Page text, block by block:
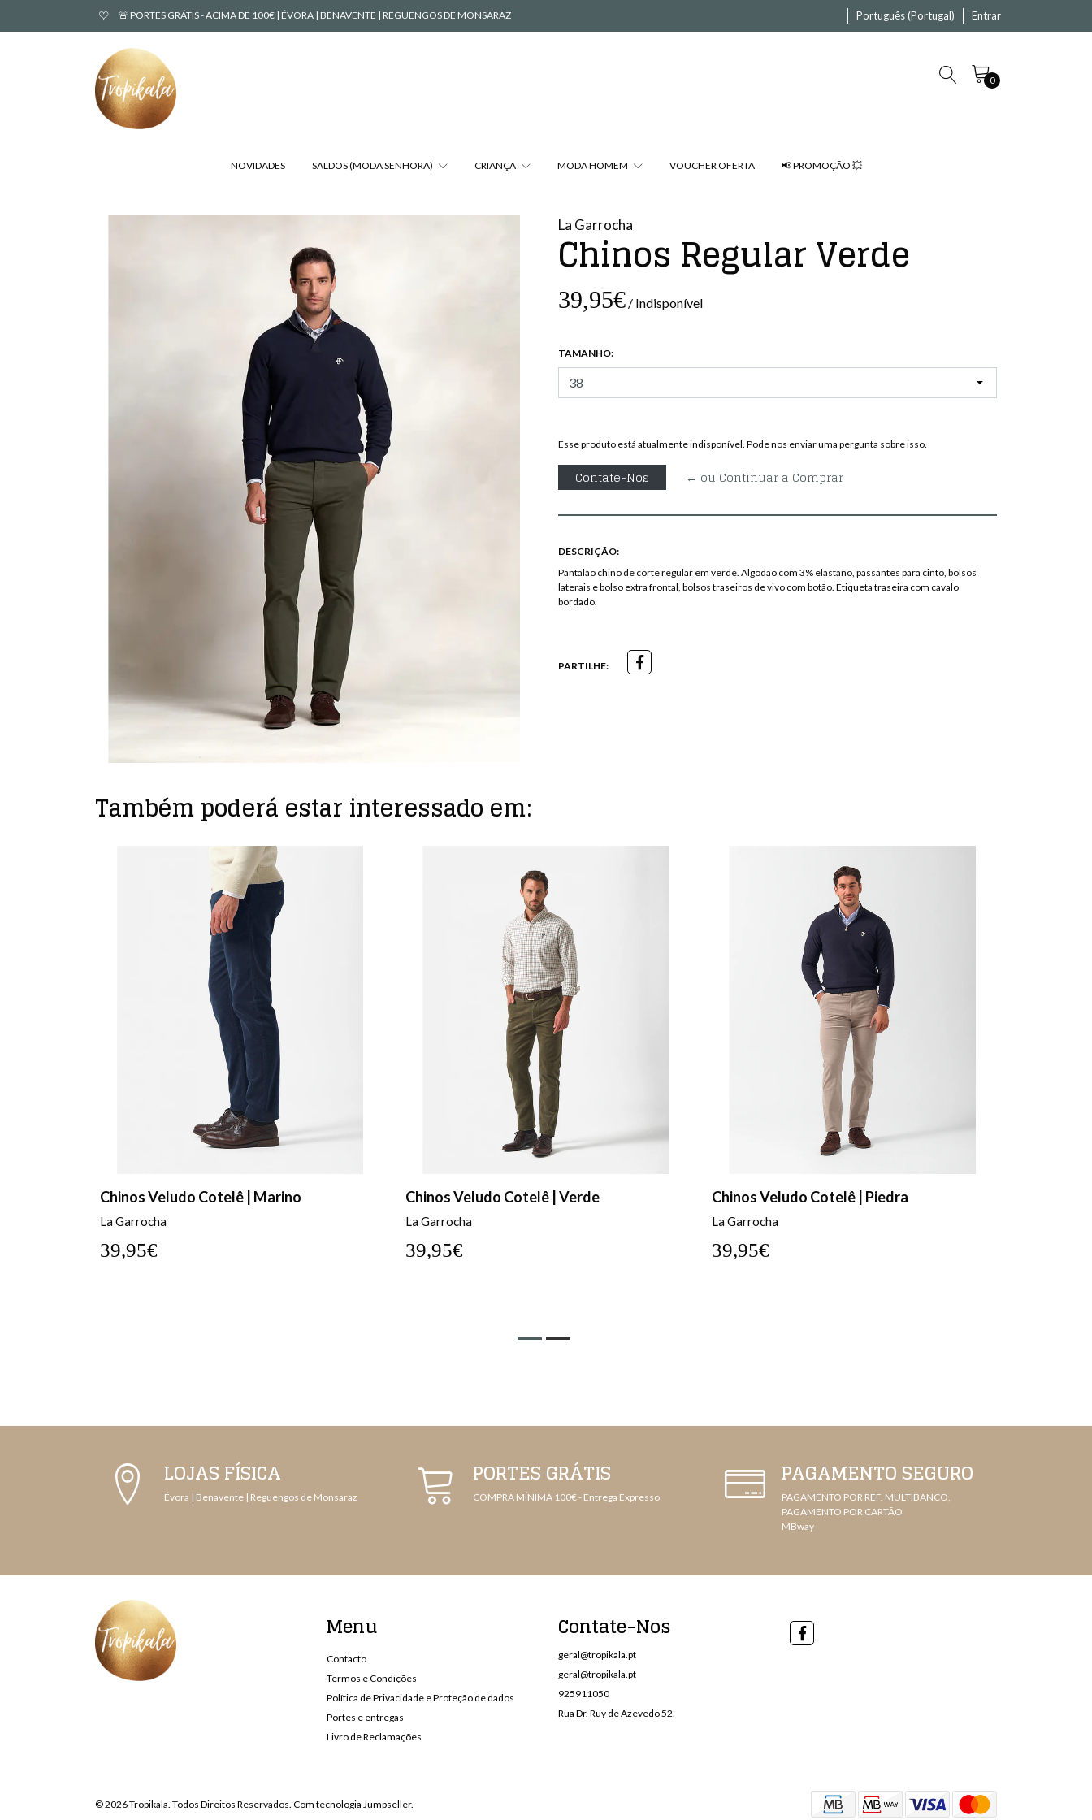
🚨 PORTES GRÁTIS - ACIMA DE 100€ | ÉVORA | BENAVENTE | REGUENGOS DE MONSARAZ Português (Portugal) Entrar
0
NOVIDADES SALDOS (MODA SENHORA) CRIANÇA MODA HOMEM VOUCHER OFERTA 📢 PROMOÇÃO 💥
La Garrocha
Chinos Regular Verde
39,95€ / Indisponível
TAMANHO:
Esse produto está atualmente indisponível. Pode nos enviar uma pergunta sobre isso.
Contate-Nos ← ou Continuar a Comprar
DESCRIÇÃO:
Pantalão chino de corte regular em verde. Algodão com 3% elastano, passantes para cinto, bolsos
laterais e bolso extra frontal, bolsos traseiros de vivo com botão. Etiqueta traseira com cavalo
bordado.
PARTILHE:
Também poderá estar interessado em:
Chinos Veludo Cotelê | Marino
La Garrocha
39,95€
Chinos Veludo Cotelê | Verde
La Garrocha
39,95€
Chinos Veludo Cotelê | Piedra
La Garrocha
39,95€
LOJAS FÍSICA
Évora | Benavente | Reguengos de Monsaraz
PORTES GRÁTIS
COMPRA MÍNIMA 100€ - Entrega Expresso
PAGAMENTO SEGURO
PAGAMENTO POR REF. MULTIBANCO,
PAGAMENTO POR CARTÃO
MBway
Menu
Contacto
Termos e Condições
Política de Privacidade e Proteção de dados
Portes e entregas
Livro de Reclamações
Contate-Nos
geral@tropikala.pt
geral@tropikala.pt
925911050
Rua Dr. Ruy de Azevedo 52,
© 2026 Tropikala. Todos Direitos Reservados. Com tecnologia Jumpseller.